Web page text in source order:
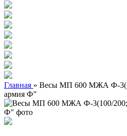
Главная » Весы МП 600 МЖА Ф-
армия Ф"